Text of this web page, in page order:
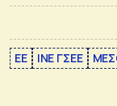
ΕΕ ΙΝΕ ΓΣΕΕ